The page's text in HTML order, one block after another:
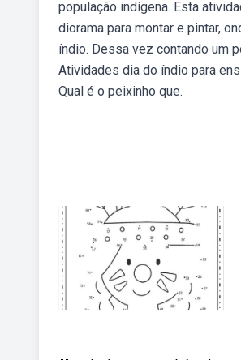
população indígena. Esta
diorama para montar e pintar,
índio. Dessa vez contando um
Atividades dia do índio para
Qual é o peixinho que.